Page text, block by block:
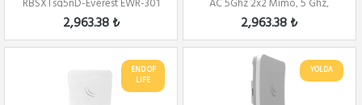
RBSXTsq5nD-Everest EWR-301
Kablosuz Ro
2,963.38 ₺
AC 5Ghz 2x2 Mimo, 5 Ghz,
16Dbi Alıcı,2...
2,963.38 ₺
END OF
LIFE
YOLDA